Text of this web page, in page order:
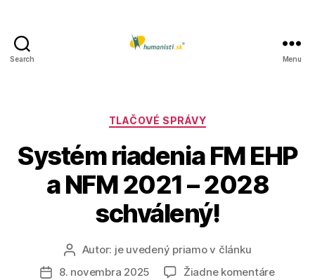
Search Menu
Kategórie
TLAČOVÉ SPRÁVY
Systém riadenia FM EHP
a NFM 2021 – 2028
schválený!
AutorAutor: je uvedený priamo v článku
Dátum
8. novembra 2025 Žiadne komentárena